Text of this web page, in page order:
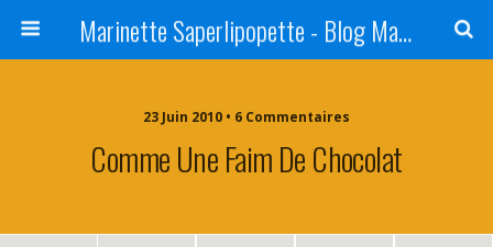
Marinette Saperlipopette - Blog Maman Angers Lifestyle - Ex Expat Montréal
23 Juin 2010 • 6 Commentaires
Comme Une Faim De Chocolat